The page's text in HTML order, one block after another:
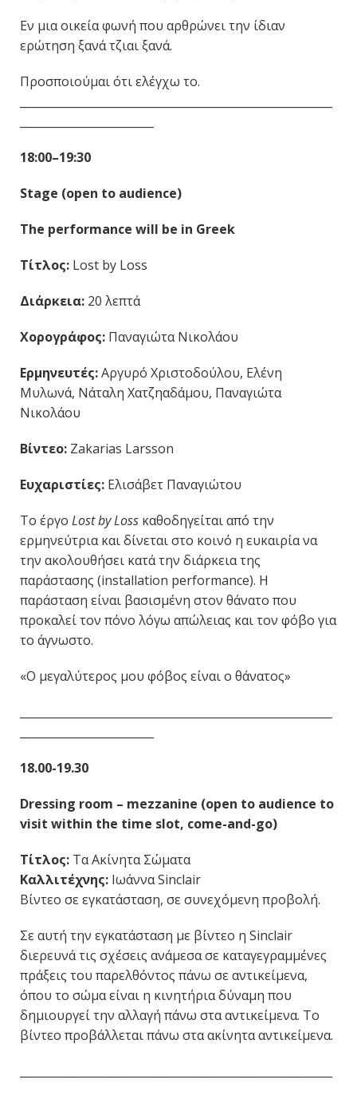
Εν μια οικεία φωνή που αρθρώνει την ίδιαν
ερώτηση ξανά τζιαι ξανά.
Προσποιούμαι ότι ελέγχω το.
18:00–19:30
Stage (open to audience)
The performance will be in Greek
Τίτλος: Lost by Loss
Διάρκεια: 20 λεπτά
Χορογράφος: Παναγιώτα Νικολάου
Ερμηνευτές:Αργυρό Χριστοδούλου, Ελένη
Μυλωνά, Νάταλη Χατζηαδάμου, Παναγιώτα
Νικολάου
Βίντεο: Zakarias Larsson
Ευχαριστίες: Ελισάβετ Παναγιώτου
Το έργο Lost by Loss καθοδηγείται από την
ερμηνεύτρια και δίνεται στο κοινό η ευκαιρία να
την ακολουθήσει κατά την διάρκεια της
παράστασης (installation performance). Η
παράσταση είναι βασισμένη στον θάνατο που
προκαλεί τον πόνο λόγω απώλειας και τον φόβο για
το άγνωστο.
«Ο μεγαλύτερος μου φόβος είναι ο θάνατος»
18.00-19.30
Dressing room – mezzanine (open to audience to
visit within the time slot, come-and-go)
Τίτλος: Τα Ακίνητα Σώματα
Καλλιτέχνης: Ιωάννα Sinclair
Βίντεο σε εγκατάσταση, σε συνεχόμενη προβολή.
Σε αυτή την εγκατάσταση με βίντεο η Sinclair
διερευνά τις σχέσεις ανάμεσα σε καταγεγραμμένες
πράξεις του παρελθόντος πάνω σε αντικείμενα,
όπου το σώμα είναι η κινητήρια δύναμη που
δημιουργεί την αλλαγή πάνω στα αντικείμενα. Το
βίντεο προβάλλεται πάνω στα ακίνητα αντικείμενα.